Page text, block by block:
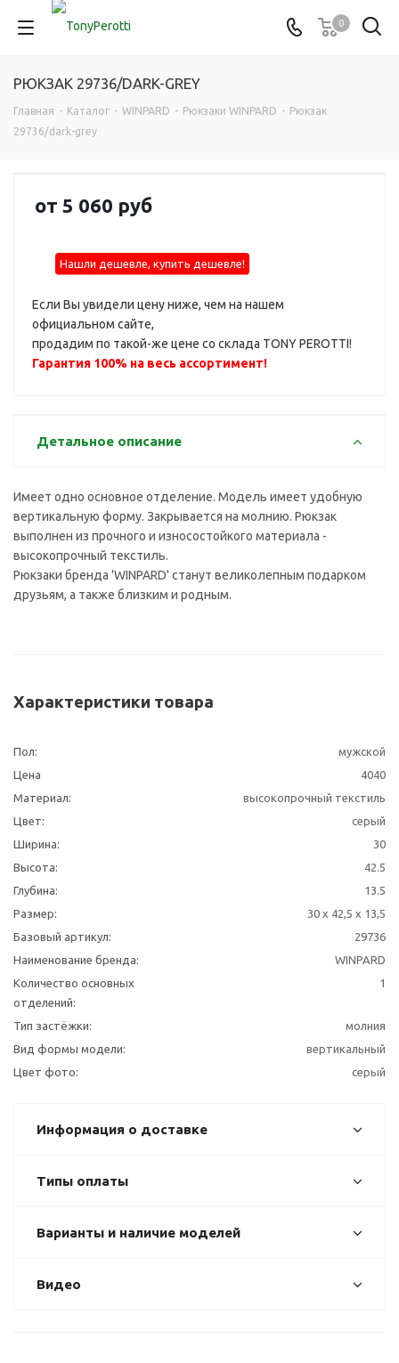
0
РЮКЗАК 29736/DARK-GREY
Главная - Каталог - WINPARD - Рюкзаки WINPARD - Рюкзак
29736/dark-grey
от 5 060 руб
Нашли дешевле, купить дешевле!
Если Вы увидели цену ниже, чем на нашем
официальном сайте,
продадим по такой-же цене со склада TONY PEROTTI!
Гарантия 100% на весь ассортимент!
Детальное описание
Имеет одно основное отделение. Модель имеет удобную
вертикальную форму. Закрывается на молнию. Рюкзак
выполнен из прочного и износостойкого материала -
высокопрочный текстиль.
Рюкзаки бренда 'WINPARD' станут великолепным подарком
друзьям, а также близким и родным.
Характеристики товара
Пол:
мужской
Цена
4040
Материал:
высокопрочный текстиль
Цвет:
серый
Ширина:
30
Высота:
42.5
Глубина:
13.5
Размер:
30 x 42,5 x 13,5
Базовый артикул:
29736
Наименование бренда:
WINPARD
Количество основных
отделений:
1
Тип застёжки:
молния
Вид формы модели:
вертикальный
Цвет фото:
серый
Информация о доставке
Типы оплаты
Варианты и наличие моделей
Видео